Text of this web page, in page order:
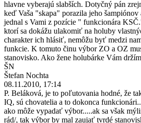
hlavne vyberajú slabších. Dotyčný pán
keď Vaša "skapa" porazila jeho
jednal s Vami z pozície " funkcionára
ktorí sa dokážu ulakomiť na holuby
charakter ich hlásiť, nemôžu byť medzi
funkcie. K tomuto činu výbor ZO a OZ
stanovisko. Ako žene holubárke Vám
ŠN
Štefan Nochta
08.11.2010, 17:14
P. Beláková, je to poľutovania hodné, že
IQ, sú chovatelia a to dokonca
ako môže vypadať výbor.....ak sa však
rád/, tak výbor by mal zaujať tvrdé